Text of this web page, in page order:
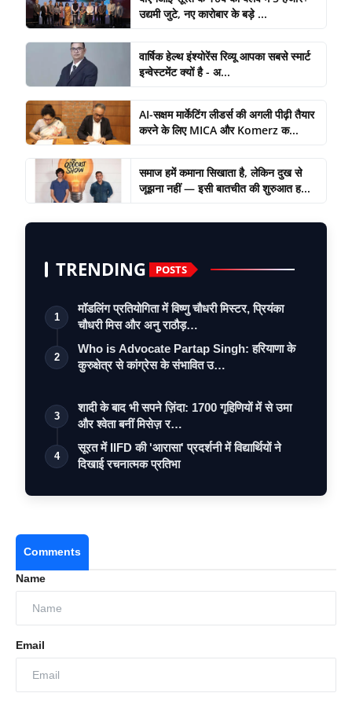
उद्यमी जुटे, नए कारोबार के बड़े ...
वार्षिक हेल्थ इंश्योरेंस रिव्यू आपका सबसे स्मार्ट
इन्वेस्टमेंट क्यों है - अ...
AI-सक्षम मार्केटिंग लीडर्स की अगली पीढ़ी तैयार
करने के लिए MICA और Komerz क...
समाज हमें कमाना सिखाता है, लेकिन दुख से
जूझना नहीं — इसी बातचीत की शुरुआत ह...
TRENDING POSTS
1
मॉडलिंग प्रतियोगिता में विष्णु चौधरी मिस्टर, प्रियंका
चौधरी मिस और अनु राठौड़…
2
Who is Advocate Partap Singh: हरियाणा के
कुरुक्षेत्र से कांग्रेस के संभावित उ…
3
शादी के बाद भी सपने ज़िंदा: 1700 गृहिणियों में से उमा
और श्वेता बनीं मिसेज़ र…
4
सूरत में IIFD की 'आरासा' प्रदर्शनी में विद्यार्थियों ने
दिखाई रचनात्मक प्रतिभा
Comments
Name
Email